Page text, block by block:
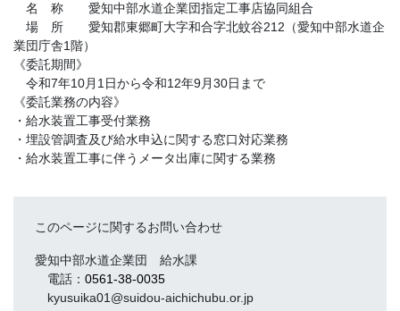
名 称 愛知中部水道企業団指定工事店協同組合
場 所 愛知郡東郷町大字和合字北蚊谷212（愛知中部水道企
業団庁舎1階）
《委託期間》
令和7年10月1日から令和12年9月30日まで
《委託業務の内容》
・給水装置工事受付業務
・埋設管調査及び給水申込に関する窓口対応業務
・給水装置工事に伴うメータ出庫に関する業務
このページに関するお問い合わせ
愛知中部水道企業団 給水課
電話： 0561-38-0035
kyusuika01@suidou-aichichubu.or.jp